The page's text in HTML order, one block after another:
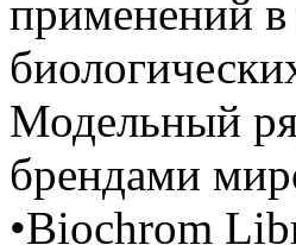
применений в
Модельный
брендами
•Biochrom